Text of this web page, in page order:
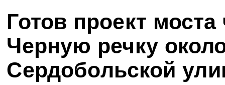
Готов проект моста
Черную речку
Сердобольской